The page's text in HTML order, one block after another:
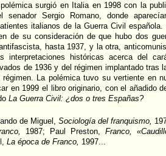
surgió en Italia en 1998 con la
senador Sergio Romano, donde
italianos de la Guerra Civil
de su consideración de que hubo dos
hasta 1937, y la otra,
interpretaciones históricas acerca del
de 1936 y del régimen implantado tras
régimen. La polémica tuvo su vertiente en
en 1999 el libro originario, con el añadido
La Guerra Civil: ¿dos o tres Españas?
de Miguel, Sociología del franquismo,
1987; Paul Preston, Franco,
La época de Franco, 1997...